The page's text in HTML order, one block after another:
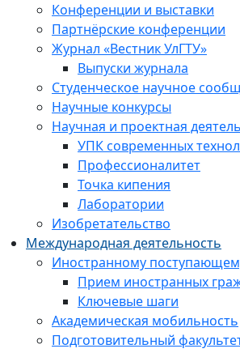
Конференции и выставки
Партнёрские конференции
Журнал «Вестник УлГТУ»
Выпуски журнала
Студенческое научное
Научные конкурсы
Научная и проектная
УПК современных
Профессионалитет
Точка кипения
Лаборатории
Изобретательство
Международная деятельность
Иностранному
Прием иностранных
Ключевые шаги
Академическая мобильность
Подготовительный